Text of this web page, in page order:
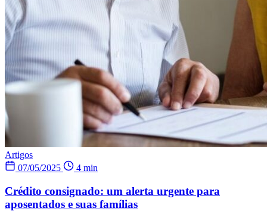
Artigos
07/05/2025
4 min
Crédito consignado: um alerta urgente para
aposentados e suas famílias